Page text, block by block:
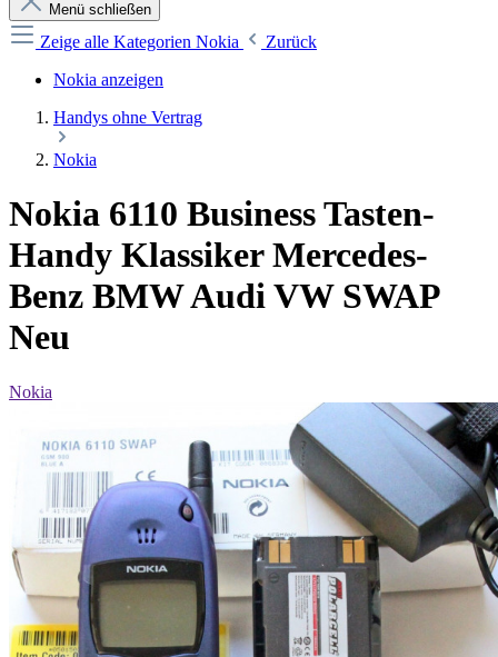
Menü schließen
Zeige alle Kategorien Nokia
Zurück
Nokia anzeigen
Handys ohne Vertrag
Nokia
Nokia 6110 Business Tasten-
Handy Klassiker Mercedes-
Benz BMW Audi VW SWAP
Neu
Nokia